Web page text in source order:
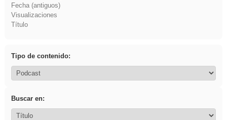
Fecha (antiguos)
Visualizaciones
Título
Tipo de contenido:
Buscar en: